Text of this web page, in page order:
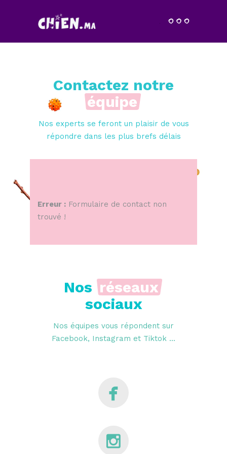
Contactez notre
équipe
Nos experts se feront un plaisir de vous
répondre dans les plus brefs délais
Erreur : Formulaire de contact non
trouvé !
Nos réseaux
sociaux
Nos équipes vous répondent sur
Facebook, Instagram et Tiktok ...